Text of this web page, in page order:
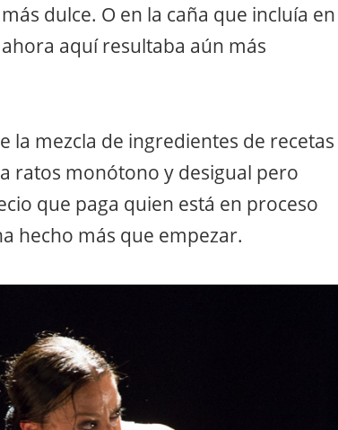
dulce. O en la caña que incluía en
ahora aquí resultaba aún más
la mezcla de ingredientes de recetas
ratos monótono y desigual pero
que paga quien está en proceso
hecho más que empezar.